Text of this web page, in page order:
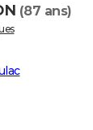
(87 ans)